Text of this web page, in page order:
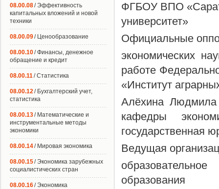
ФГБОУ ВПО
университет»
Официальные
экономических
работе
«Институт
Алёхина Людмила
кафедры
государственная
Ведущая
образования
08.00.08/ Эффективность
капитальных вложений и новой
техники
08.00.09/ Ценообразование
08.00.10/ Финансы, денежное
обращение и кредит
08.00.11/ Статистика
08.00.12/ Бухгалтерский учет,
статистика
08.00.13/ Математические и
инструментальные методы
экономики
08.00.14/ Мировая экономика
08.00.15/ Экономика зарубежных
социалистических стран
08.00.16/ Экономика